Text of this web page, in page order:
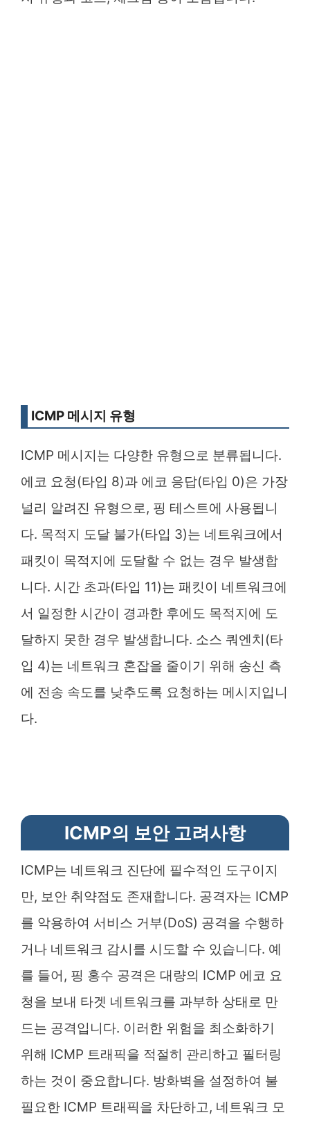
ICMP 메시지 유형
ICMP 메시지는 다양한 유형으로 분류됩니다.
에코 요청(타입 8)과 에코 응답(타입 0)은 가장
널리 알려진 유형으로, 핑 테스트에 사용됩니
다. 목적지 도달 불가(타입 3)는 네트워크에서
패킷이 목적지에 도달할 수 없는 경우 발생합
니다. 시간 초과(타입 11)는 패킷이 네트워크에
서 일정한 시간이 경과한 후에도 목적지에 도
달하지 못한 경우 발생합니다. 소스 쿼엔치(타
입 4)는 네트워크 혼잡을 줄이기 위해 송신 측
에 전송 속도를 낮추도록 요청하는 메시지입니
다.
ICMP의 보안 고려사항
ICMP는 네트워크 진단에 필수적인 도구이지
만, 보안 취약점도 존재합니다. 공격자는 ICMP
를 악용하여 서비스 거부(DoS) 공격을 수행하
거나 네트워크 감시를 시도할 수 있습니다. 예
를 들어, 핑 홍수 공격은 대량의 ICMP 에코 요
청을 보내 타겟 네트워크를 과부하 상태로 만
드는 공격입니다. 이러한 위험을 최소화하기
위해 ICMP 트래픽을 적절히 관리하고 필터링
하는 것이 중요합니다. 방화벽을 설정하여 불
필요한 ICMP 트래픽을 차단하고, 네트워크 모